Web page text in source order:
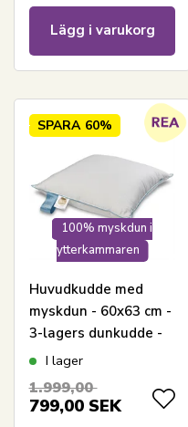
Lägg i varukorg
100% myskdun i
ytterkammaren
SPARA 60%
Huvudkudde med
myskdun - 60x63 cm -
3-lagers dunkudde -
SLEEP TECH By Borg
I lager
1.999,00
799,00 SEK